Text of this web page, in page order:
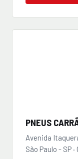
PNEUS
Avenida
São Paulo - SP